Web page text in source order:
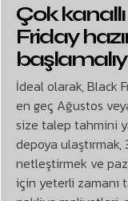
Çok
Friday
İdeal olarak, Black
en geç Ağustos
size talep tahmini
depoya ulaştırmak,
netleştirmek ve
için yeterli zamanı